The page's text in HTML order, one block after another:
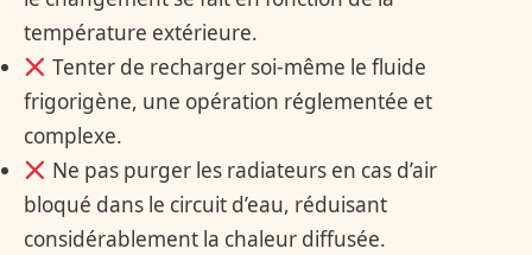
température extérieure.
Tenter de recharger soi-même le fluide
frigorigène, une opération réglementée et
complexe.
Ne pas purger les radiateurs en cas d’air
bloqué dans le circuit d’eau, réduisant
considérablement la chaleur diffusée.